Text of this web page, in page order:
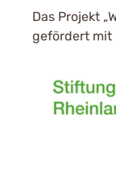
Das Projekt
gefördert mit